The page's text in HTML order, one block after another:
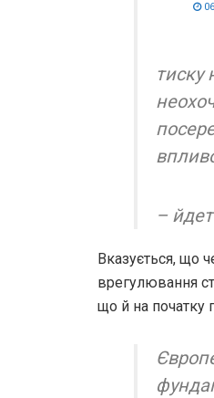
тиску
–
Вказується, що
врегулювання
що й на початку